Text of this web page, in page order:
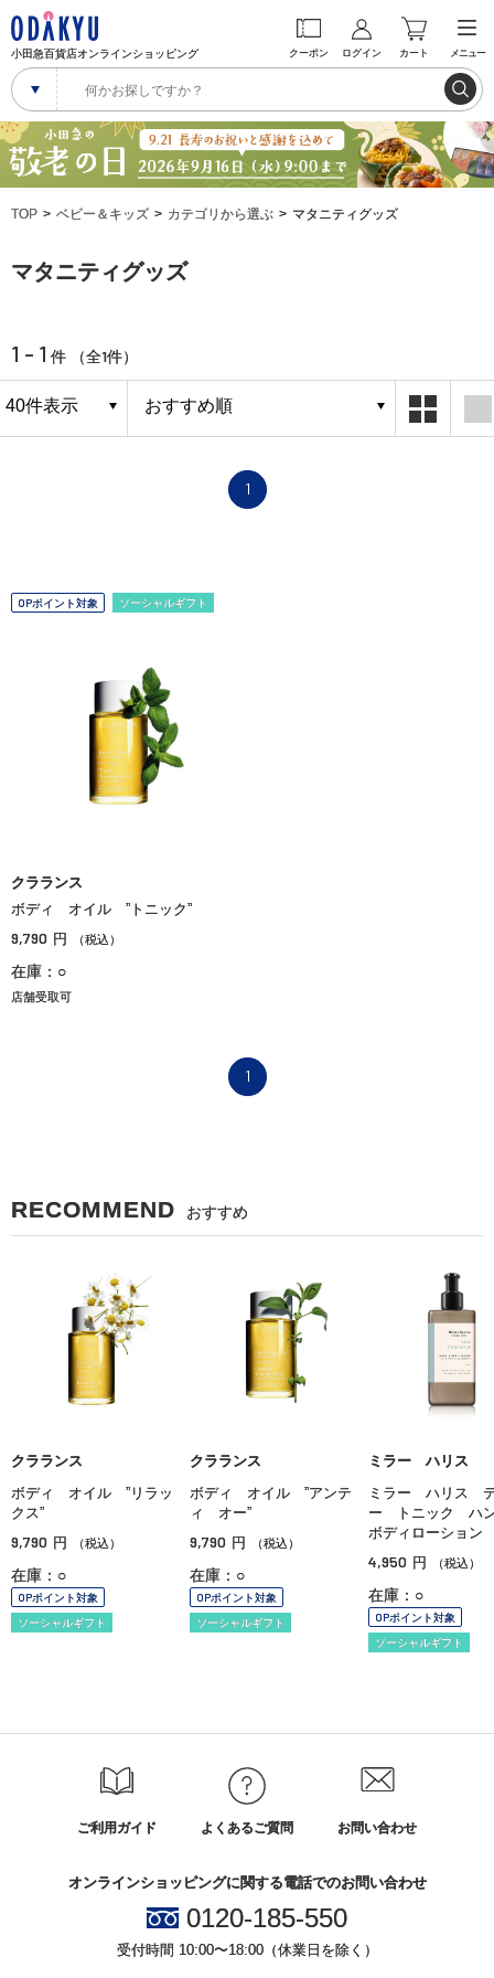
小田急百貨店オンラインショッピング クーポン ログイン カート メニュー
TOP ベビー＆キッズ カテゴリから選ぶ マタニティグッズ
マタニティグッズ
1 - 1 件 （全1件）
1
OPポイント対象 ソーシャルギフト
クラランス
ボディ オイル ”トニック”
9,790 円 （税込）
在庫：○
店舗受取可
1
RECOMMEND おすすめ
クラランス
ボディ オイル ”リラッ
クス”
9,790 円 （税込）
在庫：○
OPポイント対象
ソーシャルギフト
クラランス
ボディ オイル ”アンテ
ィ オー”
9,790 円 （税込）
在庫：○
OPポイント対象
ソーシャルギフト
ミラー ハリス
ミラー ハリス
ー トニック ハ
ボディローション
4,950 円 （税込）
在庫：○
OPポイント対象
ソーシャルギフト
ご利用ガイド よくあるご質問 お問い合わせ
オンラインショッピングに関する電話でのお問い合わせ
0120-185-550
受付時間 10:00〜18:00（休業日を除く）